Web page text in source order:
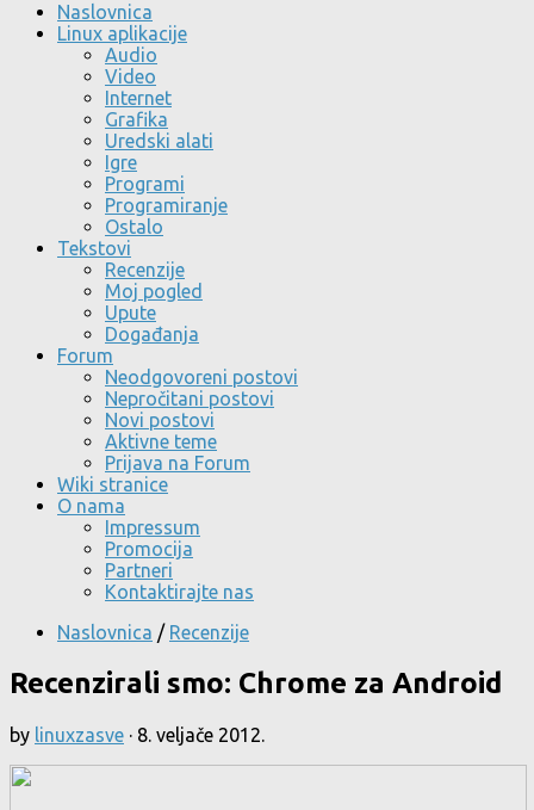
Naslovnica
Linux aplikacije
Audio
Video
Internet
Grafika
Uredski alati
Igre
Programi
Programiranje
Ostalo
Tekstovi
Recenzije
Moj pogled
Upute
Događanja
Forum
Neodgovoreni postovi
Nepročitani postovi
Novi postovi
Aktivne teme
Prijava na Forum
Wiki stranice
O nama
Impressum
Promocija
Partneri
Kontaktirajte nas
Naslovnica / Recenzije
Recenzirali smo: Chrome za Android
by linuxzasve · 8. veljače 2012.